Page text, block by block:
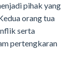
pihak yang
orang tua
serta
pertengkaran